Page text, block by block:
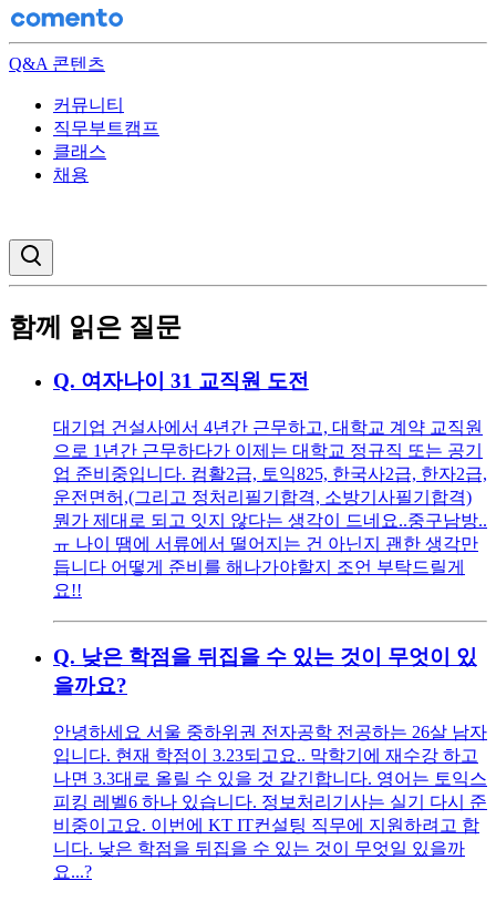
Q&A 콘텐츠
커뮤니티
직무부트캠프
클래스
채용
함께 읽은 질문
Q. 여자나이 31 교직원 도전
대기업 건설사에서 4년간 근무하고, 대학교 계약 교직원
으로 1년간 근무하다가 이제는 대학교 정규직 또는 공기
업 준비중입니다. 컴활2급, 토익825, 한국사2급, 한자2급,
운전면허,(그리고 정처리필기합격, 소방기사필기합격)
뭔가 제대로 되고 잇지 않다는 생각이 드네요..중구남방..
ㅠ 나이 땜에 서류에서 떨어지는 건 아닌지 괜한 생각만
듭니다 어떻게 준비를 해나가야할지 조언 부탁드릴게
요!!
Q. 낮은 학점을 뒤집을 수 있는 것이 무엇이 있
을까요?
안녕하세요 서울 중하위권 전자공학 전공하는 26살 남자
입니다. 현재 학점이 3.23되고요.. 막학기에 재수강 하고
나면 3.3대로 올릴 수 있을 것 같긴합니다. 영어는 토익스
피킹 레벨6 하나 있습니다. 정보처리기사는 실기 다시 준
비중이고요. 이번에 KT IT컨설팅 직무에 지원하려고 합
니다. 낮은 학점을 뒤집을 수 있는 것이 무엇일 있을까
요...?